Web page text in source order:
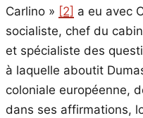
Carlino » [2] a eu avec
socialiste, chef du
et spécialiste des
à laquelle aboutit
coloniale européenne,
dans ses affirmations,